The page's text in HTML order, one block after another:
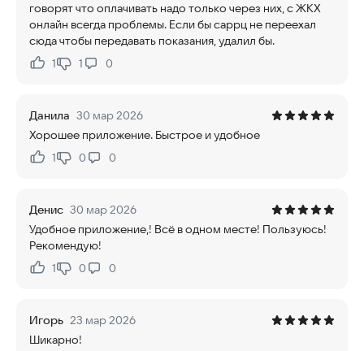
говорят что оплачивать надо только через них, с ЖКХ
онлайн всегда проблемы. Если бы саррц не переехал
сюда чтобы передавать показания, удалил бы.
Нравится:
1Не нравится:
1 0
Данила 30 мар 2026
Хорошее приложение. Быстрое и удобное
Нравится:
1Не нравится:
0 0
Денис 30 мар 2026
Удобное приложение,! Всё в одном месте! Пользуюсь!
Рекомендую!
Нравится:
1Не нравится:
0 0
Игорь 23 мар 2026
Шикарно!